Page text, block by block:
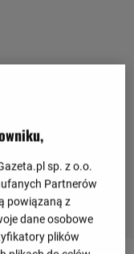
sp. z o.o.
Partnerów
powiązaną z
dane osobowe
plików